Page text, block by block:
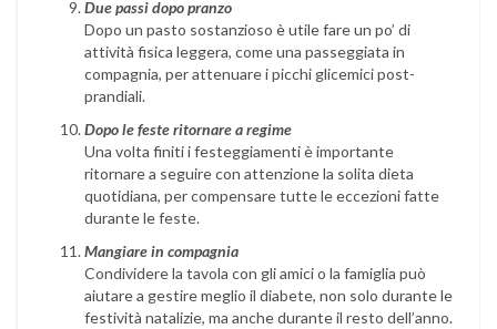
Due passi dopo pranzo
Dopo un pasto sostanzioso è utile fare un po’ di
attività fisica leggera, come una passeggiata in
compagnia, per attenuare i picchi glicemici post-
prandiali.
Dopo le feste ritornare a regime
Una volta finiti i festeggiamenti è importante
ritornare a seguire con attenzione la solita dieta
quotidiana, per compensare tutte le eccezioni fatte
durante le feste.
Mangiare in compagnia
Condividere la tavola con gli amici o la famiglia può
aiutare a gestire meglio il diabete, non solo durante le
festività natalizie, ma anche durante il resto dell’anno.